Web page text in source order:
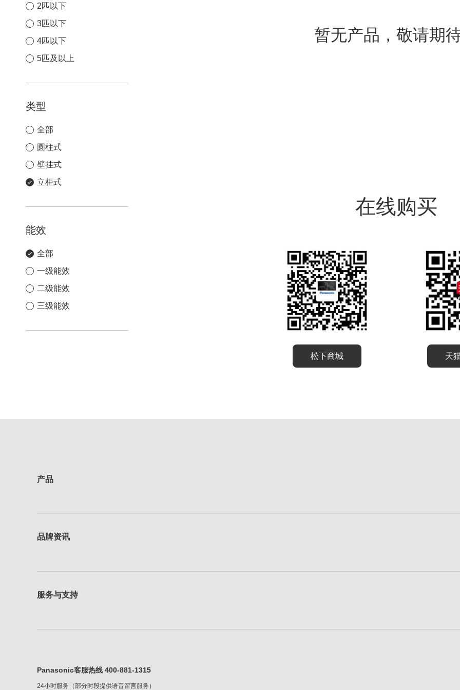
2匹以下
3匹以下
4匹以下
5匹及以上
类型
全部
圆柱式
壁挂式
立柜式
能效
全部
一级能效
二级能效
三级能效
暂无产品，敬请期
在线购买
松下商城 天
产品
品牌资讯
服务与支持
Panasonic客服热线 400-881-1315
24小时服务（部分时段提供语音留言服务）